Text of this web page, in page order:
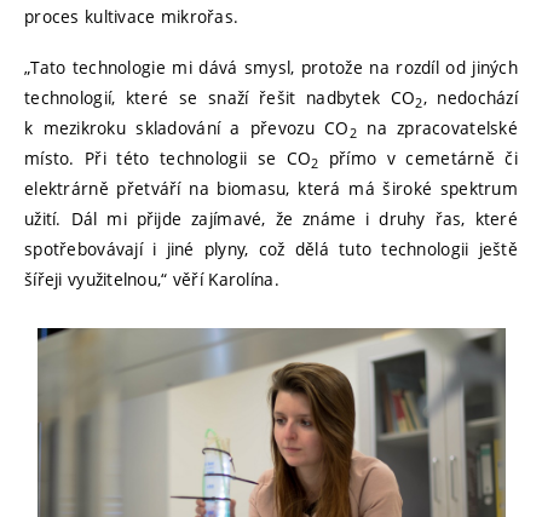
proces kultivace mikrořas.
„Tato technologie mi dává smysl, protože na rozdíl od jiných
technologií, které se snaží řešit nadbytek CO2, nedochází
k mezikroku skladování a převozu CO 2na zpracovatelské
místo. Při této technologii se CO2
přímo v cemetárně či
elektrárně přetváří na biomasu, která má široké spektrum
užití. Dál mi přijde zajímavé, že známe i druhy řas, které
spotřebovávají i jiné plyny, což dělá tuto technologii ještě
šířeji využitelnou,“ věří Karolína.